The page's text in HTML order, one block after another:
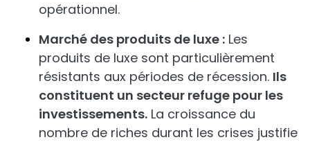
opérationnel.
Marché des produits de luxe : Les
produits de luxe sont particulièrement
résistants aux périodes de récession. Ils
constituent un secteur refuge pour les
investissements. La croissance du
nombre de riches durant les crises justifie